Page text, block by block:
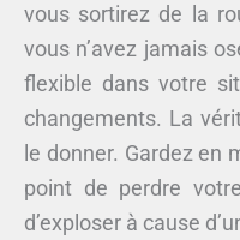
vous sortirez de la
vous n’avez jamais
flexible dans votre
changements. La
le donner. Gardez en
point de perdre
d’exploser à cause